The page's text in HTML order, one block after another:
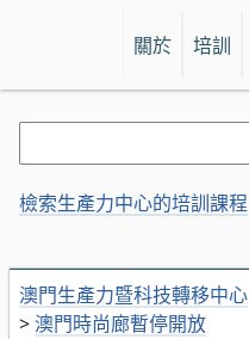
關於 培訓
澳門生產力暨科技轉移中心
> 澳門時尚廊暫停開放
檢索生產力中心的培訓課程